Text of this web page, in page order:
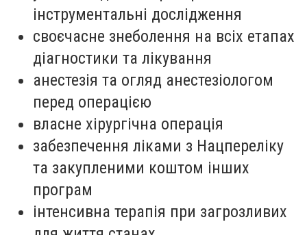
інструментальні дослідження
своєчасне знеболення на всіх етапах
діагностики та лікування
анестезія та огляд анестезіологом
перед операцією
власне хірургічна операція
забезпечення ліками з Нацпереліку
та закупленими коштом інших
програм
інтенсивна терапія при загрозливих